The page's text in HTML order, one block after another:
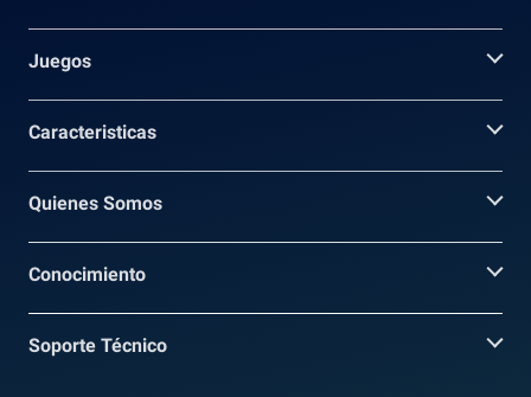
Juegos
Caracteristicas
Quienes Somos
Conocimiento
Soporte Técnico